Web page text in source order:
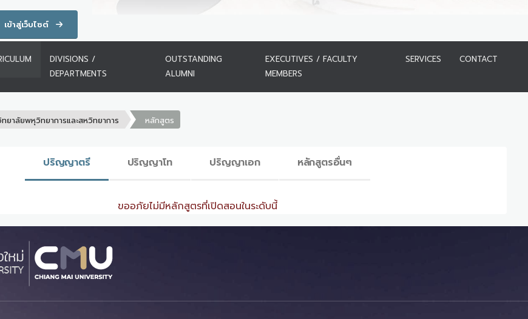
เข้าสู่เว็บไซต์
DIVISIONS /
DEPARTMENTS
OUTSTANDING
ALUMNI
EXECUTIVES / FACULTY
MEMBERS
SERVICES CONTACT
ยาลัยพหุวิทยาการและสหวิทยาการ หลักสูตร
ปริญญาตรี ปริญญาโท ปริญญาเอก หลักสูตรอื่นๆ
ขออภัยไม่มีหลักสูตรที่เปิดสอนในระดับนี้